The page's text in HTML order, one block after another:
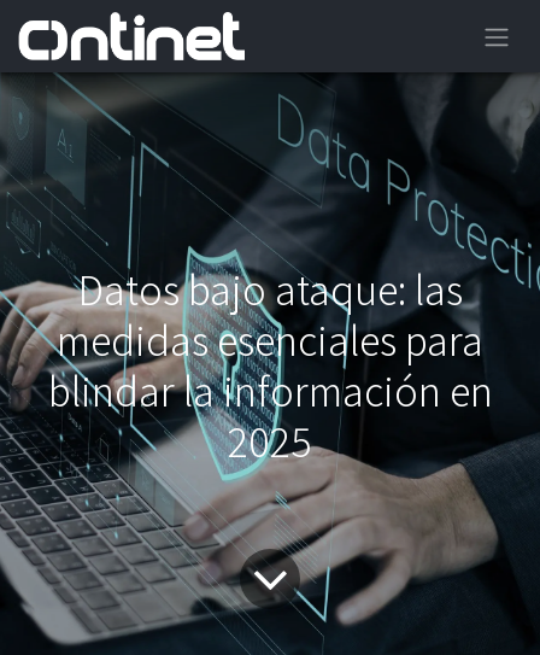
Datos bajo ataque: las
medidas esenciales para
blindar la información en
2025